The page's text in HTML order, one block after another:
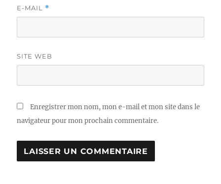
E-MAIL *
SITE WEB
Enregistrer mon nom, mon e-mail et mon site dans le
navigateur pour mon prochain commentaire.